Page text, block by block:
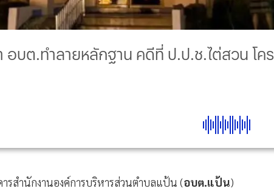
อบต.ทำลายหลักฐาน คดีที่ ป.ป.ช.ไต่สวน โ
ารสำนักงานองค์การบริหารส่วนตำบลแป้น (อบต.แป้น)